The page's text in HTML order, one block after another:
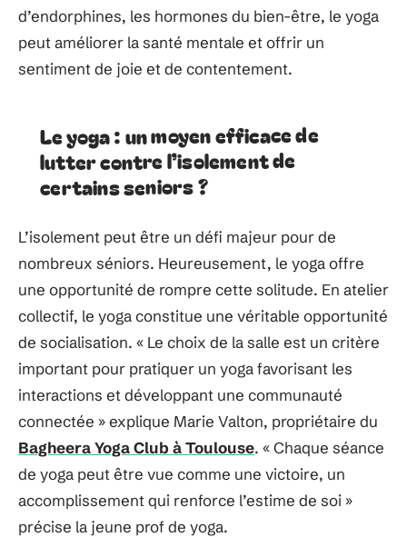
d’endorphines, les hormones du bien-être, le yoga
peut améliorer la santé mentale et offrir un
sentiment de joie et de contentement.
Le yoga : un moyen efficace de
lutter contre l’isolement de
certains seniors ?
L’isolement peut être un défi majeur pour de
nombreux séniors. Heureusement, le yoga offre
une opportunité de rompre cette solitude. En atelier
collectif, le yoga constitue une véritable opportunité
de socialisation. « Le choix de la salle est un critère
important pour pratiquer un yoga favorisant les
interactions et développant une communauté
connectée » explique Marie Valton, propriétaire du
Bagheera Yoga Club à Toulouse. « Chaque séance
de yoga peut être vue comme une victoire, un
accomplissement qui renforce l’estime de soi »
précise la jeune prof de yoga.